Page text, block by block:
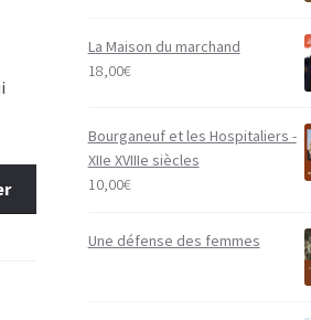
La Maison du marchand
18,00€
Bourganeuf et les Hospitaliers -
XIIe XVIIIe siècles
10,00€
Une défense des femmes